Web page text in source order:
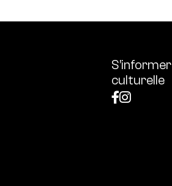
S’informer
culturelle